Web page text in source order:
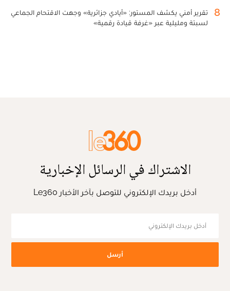
8
تقرير أمني يكشف المستور: «أيادي جزائرية» وجهت الاقتحام الجماعي
لسبتة ومليلية عبر «غرفة قيادة رقمية»
الاشتراك في الرسائل الإخبارية
أدخل بريدك الإلكتروني للتوصل بآخر الأخبار Le360
أرسل